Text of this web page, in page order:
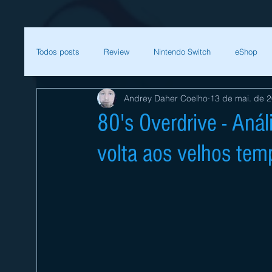
Todos posts Review Nintendo Switch eShop
Mega Man Zelda Bethesda
Sessão Retro Final Fantasy Xenoblade
80's Overdrive -
volta aos velhos
Andrey Daher Coelho 13 de mai. de